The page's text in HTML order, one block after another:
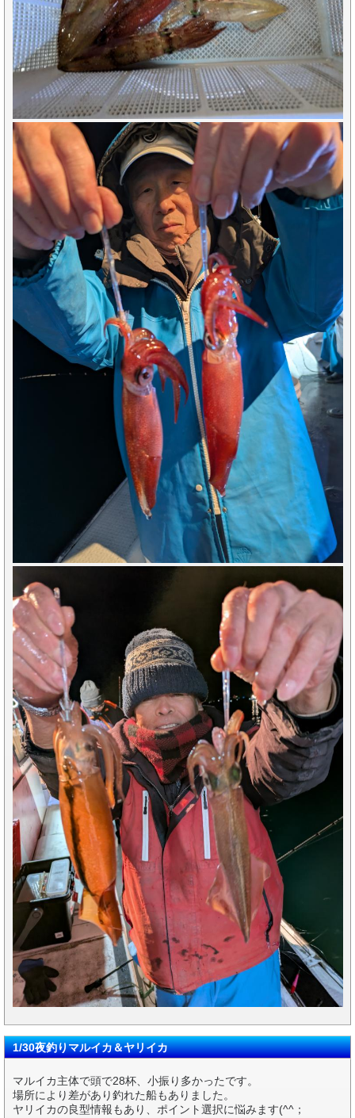
1/30夜釣りマルイカ＆ヤリイカ
マルイカ主体で頭で28杯、小振り多かったです。
場所により差があり釣れた船もありました。
ヤリイカの良型情報もあり、ポイント選択に悩みます(^^；